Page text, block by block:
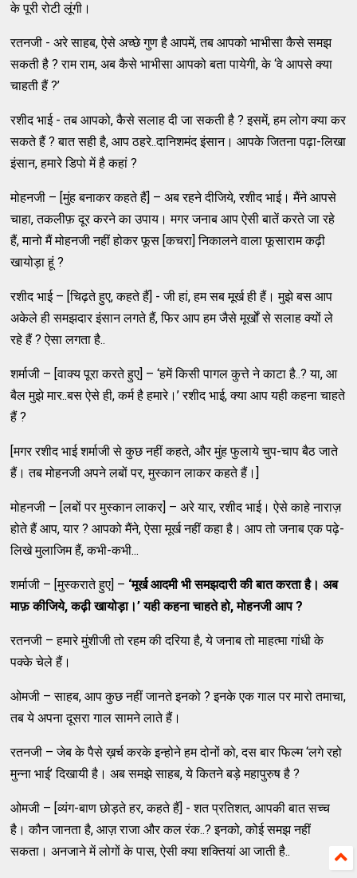
के पूरी रोटी लूंगी।
रतनजी - अरे साहब, ऐसे अच्छे गुण है आपमें, तब आपको भाभीसा कैसे समझ
सकती है ? राम राम, अब कैसे भाभीसा आपको बता पायेगी, के ‘वे आपसे क्या
चाहती हैं ?’
रशीद भाई - तब आपको, कैसे सलाह दी जा सकती है ? इसमें, हम लोग क्या कर
सकते हैं ? बात सही है, आप ठहरे..दानिशमंद इंसान। आपके जितना पढ़ा-लिखा
इंसान, हमारे डिपो में है कहां ?
मोहनजी – [मुंह बनाकर कहते हैं] – अब रहने दीजिये, रशीद भाई। मैंने आपसे
चाहा, तकलीफ़ दूर करने का उपाय। मगर जनाब आप ऐसी बातें करते जा रहे
हैं, मानो मैं मोहनजी नहीं होकर फूस [कचरा] निकालने वाला फूसाराम कढ़ी
खायोड़ा हूं ?
रशीद भाई – [चिढ़ते हुए, कहते हैं] - जी हां, हम सब मूर्ख ही हैं। मुझे बस आप
अकेले ही समझदार इंसान लगते हैं, फिर आप हम जैसे मूर्खों से सलाह क्यों ले
रहे हैं ? ऐसा लगता है..
शर्माजी – [वाक्य पूरा करते हुए] – ‘हमें किसी पागल कुत्ते ने काटा है..? या, आ
बैल मुझे मार..बस ऐसे ही, कर्म है हमारे।’ रशीद भाई, क्या आप यही कहना चाहते
हैं ?
[मगर रशीद भाई शर्माजी से कुछ नहीं कहते, और मुंह फुलाये चुप-चाप बैठ जाते
हैं। तब मोहनजी अपने लबों पर, मुस्कान लाकर कहते हैं।]
मोहनजी – [लबों पर मुस्कान लाकर] – अरे यार, रशीद भाई। ऐसे काहे नाराज़
होते हैं आप, यार ? आपको मैंने, ऐसा मूर्ख नहीं कहा है। आप तो जनाब एक पढ़े-
लिखे मुलाजिम हैं, कभी-कभी...
शर्माजी – [मुस्कराते हुए] – ‘मूर्ख आदमी भी समझदारी की बात करता है। अब
माफ़ कीजिये,कढ़ी खायोड़ा।’यही कहना चाहते हो,मोहनजी आप?
रतनजी – हमारे मुंशीजी तो रहम की दरिया है, ये जनाब तो माहत्मा गांधी के
पक्के चेले हैं।
ओमजी – साहब, आप कुछ नहीं जानते इनको ? इनके एक गाल पर मारो तमाचा,
तब ये अपना दूसरा गाल सामने लाते हैं।
रतनजी – जेब के पैसे ख़र्च करके इन्होने हम दोनों को, दस बार फिल्म ‘लगे रहो
मुन्ना भाई’ दिखायी है। अब समझे साहब, ये कितने बड़े महापुरुष है ?
ओमजी – [व्यंग-बाण छोड़ते हर, कहते हैं] - शत प्रतिशत, आपकी बात सच्च
है। कौन जानता है, आज़ राजा और कल रंक..? इनको, कोई समझ नहीं
सकता। अनजाने में लोगों के पास, ऐसी क्या शक्तियां आ जाती है..